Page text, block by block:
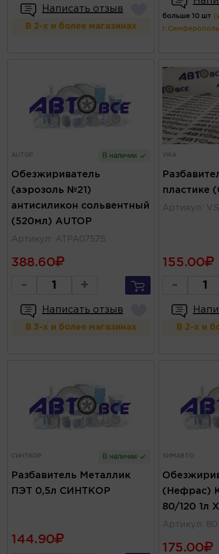
Написать отзыв
В 2-х и более магазинах
больше 10 шт
AUTOP В наличии
Обезжириватель
(аэрозоль №21)
антисиликон сольвентный
(520мл) AUTOP
Артикул : ATPA07575
388.60
- +
Написать отзыв
В 3-х и более магазинах
VIKA
пластике
Артикул :
155.00
-
В 2-х и
СИНТКОР В наличии
Разбавитель Металлик
ПЭТ 0,5л СИНТКОР
144.90
ХИМАВТО
(Нефрас)
80/120 1л
Артикул :
175.00